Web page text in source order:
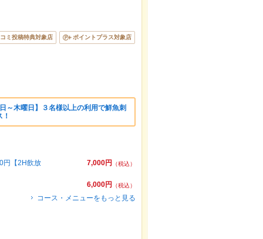
ミ投稿特典対象店 ポイントプラス対象店
～木曜日】３名様以上の利用で鮮魚刺
7,000円 （税込）
円【2H飲放
6,000円 （税込）
コース・メニューをもっと見る